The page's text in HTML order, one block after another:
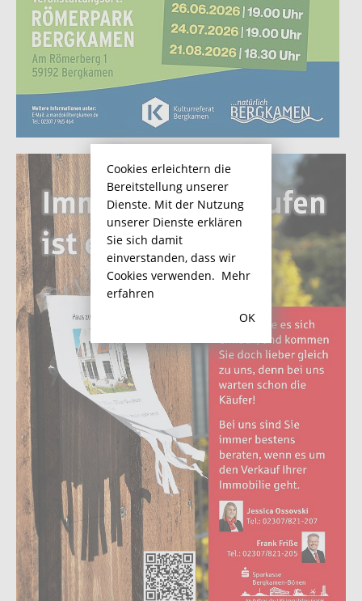
Cookies erleichtern die
Bereitstellung unserer
Dienste. Mit der Nutzung
unserer Dienste erklären
Sie sich damit
einverstanden, dass wir
Cookies verwenden. Mehr
erfahren
OK